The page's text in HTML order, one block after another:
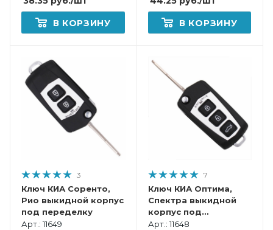
В КОРЗИНУ В КОРЗИНУ
3
Ключ КИА Соренто,
Рио выкидной корпус
под переделку
Арт.: 11649
7
Ключ КИА Оптима,
Спектра выкидной
корпус под
переделку
Арт.: 11648